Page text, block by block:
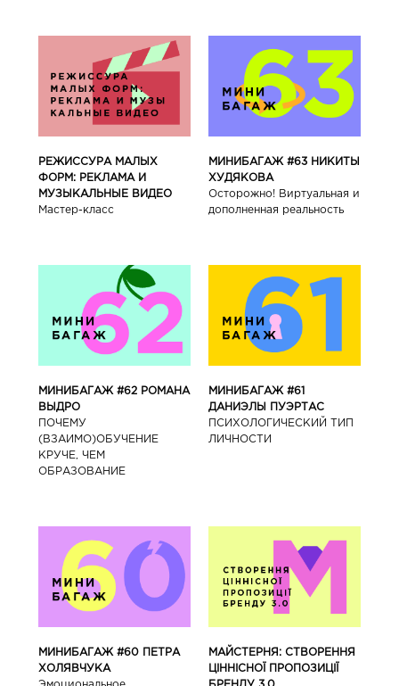
РЕЖИССУРА МАЛЫХ
ФОРМ: РЕКЛАМА И
МУЗЫКАЛЬНЫЕ ВИДЕО
Мастер-класс
МИНИБАГАЖ #63 НИКИТЫ
ХУДЯКОВА
Осторожно! Виртуальная и
дополненная реальность
МИНИБАГАЖ #62 РОМАНА
ВЫДРО
ПОЧЕМУ
(ВЗАИМО)ОБУЧЕНИЕ
КРУЧЕ, ЧЕМ
ОБРАЗОВАНИЕ
МИНИБАГАЖ #61
ДАНИЭЛЫ ПУЭРТАС
ПСИХОЛОГИЧЕСКИЙ ТИП
ЛИЧНОСТИ
МИНИБАГАЖ #60 ПЕТРА
ХОЛЯВЧУКА
МАЙСТЕРНЯ: СТВОРЕННЯ
ЦІННІСНОЇ ПРОПОЗИЦІЇ